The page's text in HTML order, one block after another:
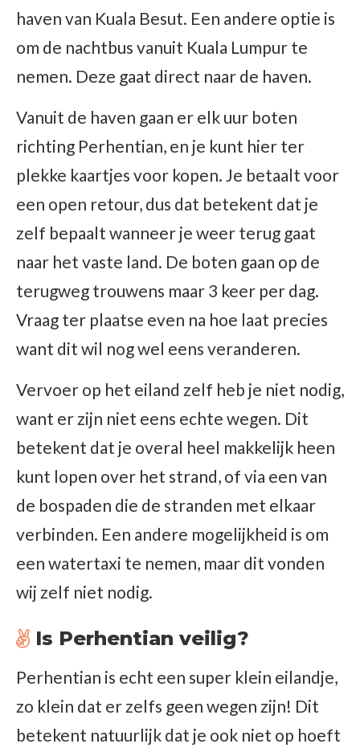
haven van Kuala Besut. Een andere optie is
om de nachtbus vanuit Kuala Lumpur te
nemen. Deze gaat direct naar de haven.
Vanuit de haven gaan er elk uur boten
richting Perhentian, en je kunt hier ter
plekke kaartjes voor kopen. Je betaalt voor
een open retour, dus dat betekent dat je
zelf bepaalt wanneer je weer terug gaat
naar het vaste land. De boten gaan op de
terugweg trouwens maar 3 keer per dag.
Vraag ter plaatse even na hoe laat precies
want dit wil nog wel eens veranderen.
Vervoer op het eiland zelf heb je niet nodig,
want er zijn niet eens echte wegen. Dit
betekent dat je overal heel makkelijk heen
kunt lopen over het strand, of via een van
de bospaden die de stranden met elkaar
verbinden. Een andere mogelijkheid is om
een watertaxi te nemen, maar dit vonden
wij zelf niet nodig.
Is Perhentian veilig?
Perhentian is echt een super klein eilandje,
zo klein dat er zelfs geen wegen zijn! Dit
betekent natuurlijk dat je ook niet op hoeft